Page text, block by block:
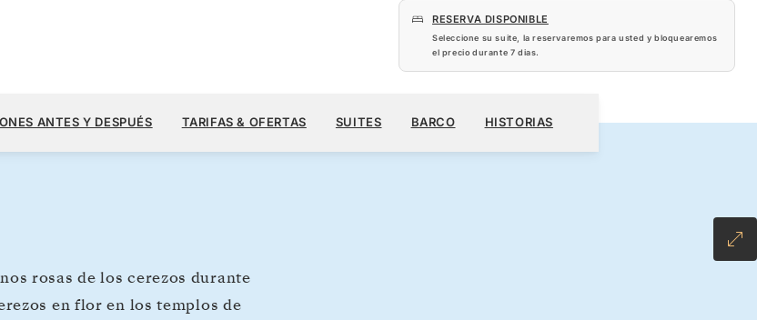
RESERVA DISPONIBLE
Seleccione su suite, la reservaremos para usted y bloquearemos
el precio durante 7 dias.
13 DIAS
POR HUÉSPED, CON TARIFA ALL-INCLUSIVE
RESERVE SU CRUCERO
ANTES Y DESPUÉS TARIFAS & OFERTAS SUITES BARCO HISTORIAS
rosas de los cerezos durante
en flor en los templos de